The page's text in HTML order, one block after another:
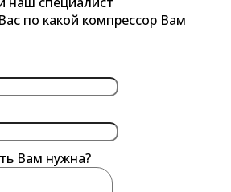
Горно-Алтайск
Губкин
по какой компрессор Вам
Вам нужна?